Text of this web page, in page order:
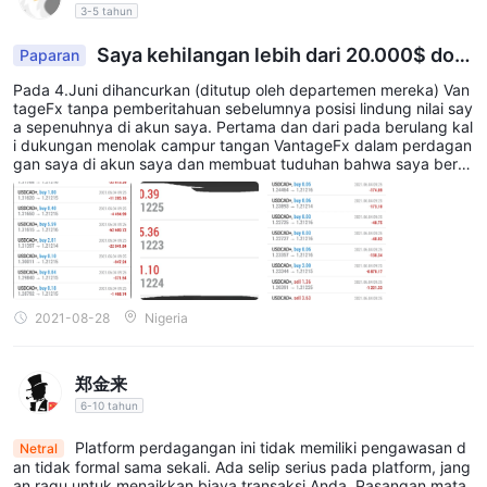
indeks melalui Vantage FX. Ini termasuk indeks global populer
Perdagangan CFD indeks memungkinkan investor untuk
berspekulasi tentang kinerja seluruh pasar saham.
-Energi: Vantage FX menawarkan perdagangan pada
komoditas energi seperti minyak mentah (WTI dan Brent) dan
gas alam. Komoditas ini diperdagangkan dengan aktif dan
dipengaruhi oleh berbagai faktor termasuk peristiwa geopolitik
dan dinamika penawaran dan permintaan.
-Share CFDs: Trader dapat berpartisipasi di pasar saham
dengan melakukan perdagangan Share CFDs (Contracts for
Difference) dengan Vantage FX. Ini memungkinkan investor
Logam Mulia:
logam mulia seperti emas, perak, platinum, dan paladium.
Pasar-pasar ini menarik bagi investor karena status tempat
perlindungan yang aman dan potensi mereka sebagai lindung
3-5 tahun
Paparan
Saya kehilangan lebih dari 20.000$ dola
rVantage FX adalah penipuan
Pada 4.Juni dihancurkan (ditutup oleh departemen mereka) Van
tageFx tanpa pemberitahuan sebelumnya posisi lindung nilai say
a sepenuhnya di akun saya. Pertama dan dari pada berulang kal
i dukungan menolak campur tangan VantageFx dalam perdagan
gan saya di akun saya dan membuat tuduhan bahwa saya berta
nggung jawab atas penutupan perdagangan atau gangguan per
etas dan saya harus mengubah kata sandi dan seterusnya. Setel
ah banyak keluhan dan kegigihan dari pihak saya akhirnya setel
ah satu bulan disebut investigasi mengakui bahwa VantageFx a
dalah satu-satunya penutupan
2021-08-28 Nigeria
郑金来
6-10 tahun
Netral
Platform perdagangan ini tidak memiliki pengawasan d
an tidak formal sama sekali. Ada selip serius pada platform, jang